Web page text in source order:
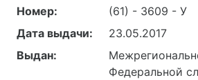
Номер:
(61) - 3609 - У
Дата выдачи:
23.05.2017
Выдан:
Федеральной